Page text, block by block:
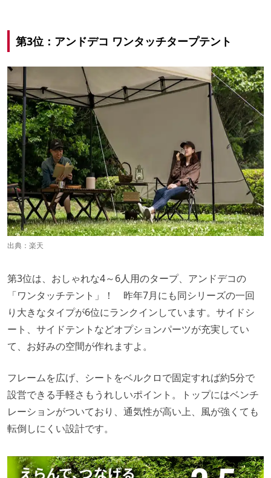
第3位：アンドデコ ワンタッチタープテント
出典： 楽天
第3位は、おしゃれな4～6人用のタープ、アンドデコの
「ワンタッチテント」！ 昨年7月にも同シリーズの一回
り大きなタイプが6位にランクインしています。サイドシ
ート、サイドテントなどオプションパーツが充実してい
て、お好みの空間が作れますよ。
フレームを広げ、シートをベルクロで固定すれば約5分で
設営できる手軽さもうれしいポイント。トップにはベンチ
レーションがついており、通気性が高い上、風が強くても
転倒しにくい設計です。